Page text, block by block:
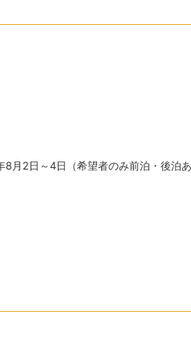
8月2日～4日（希望者のみ前泊・後泊